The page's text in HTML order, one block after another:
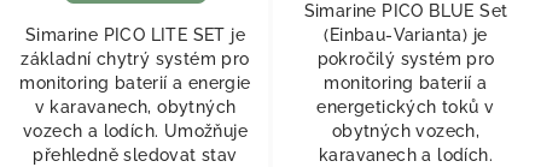
Simarine PICO LITE SET je
základní chytrý systém pro
monitoring baterií a energie
v karavanech, obytných
vozech a lodích. Umožňuje
přehledně sledovat stav
Simarine PICO BLUE Set
(Einbau-Varianta) je
pokročilý systém pro
monitoring baterií a
energetických toků v
obytných vozech,
karavanech a lodích.